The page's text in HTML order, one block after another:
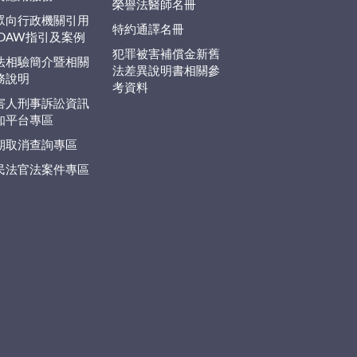
向行政機關引用
指引及案例
相驗簡介暨相關
說明
人刑事訴訟資訊
平台專區
取消查詢專區
法官法案件專區
榮譽法醫師名冊
特約通譯名冊
犯罪被害補償金新舊
法差異說明書相關參
考資料